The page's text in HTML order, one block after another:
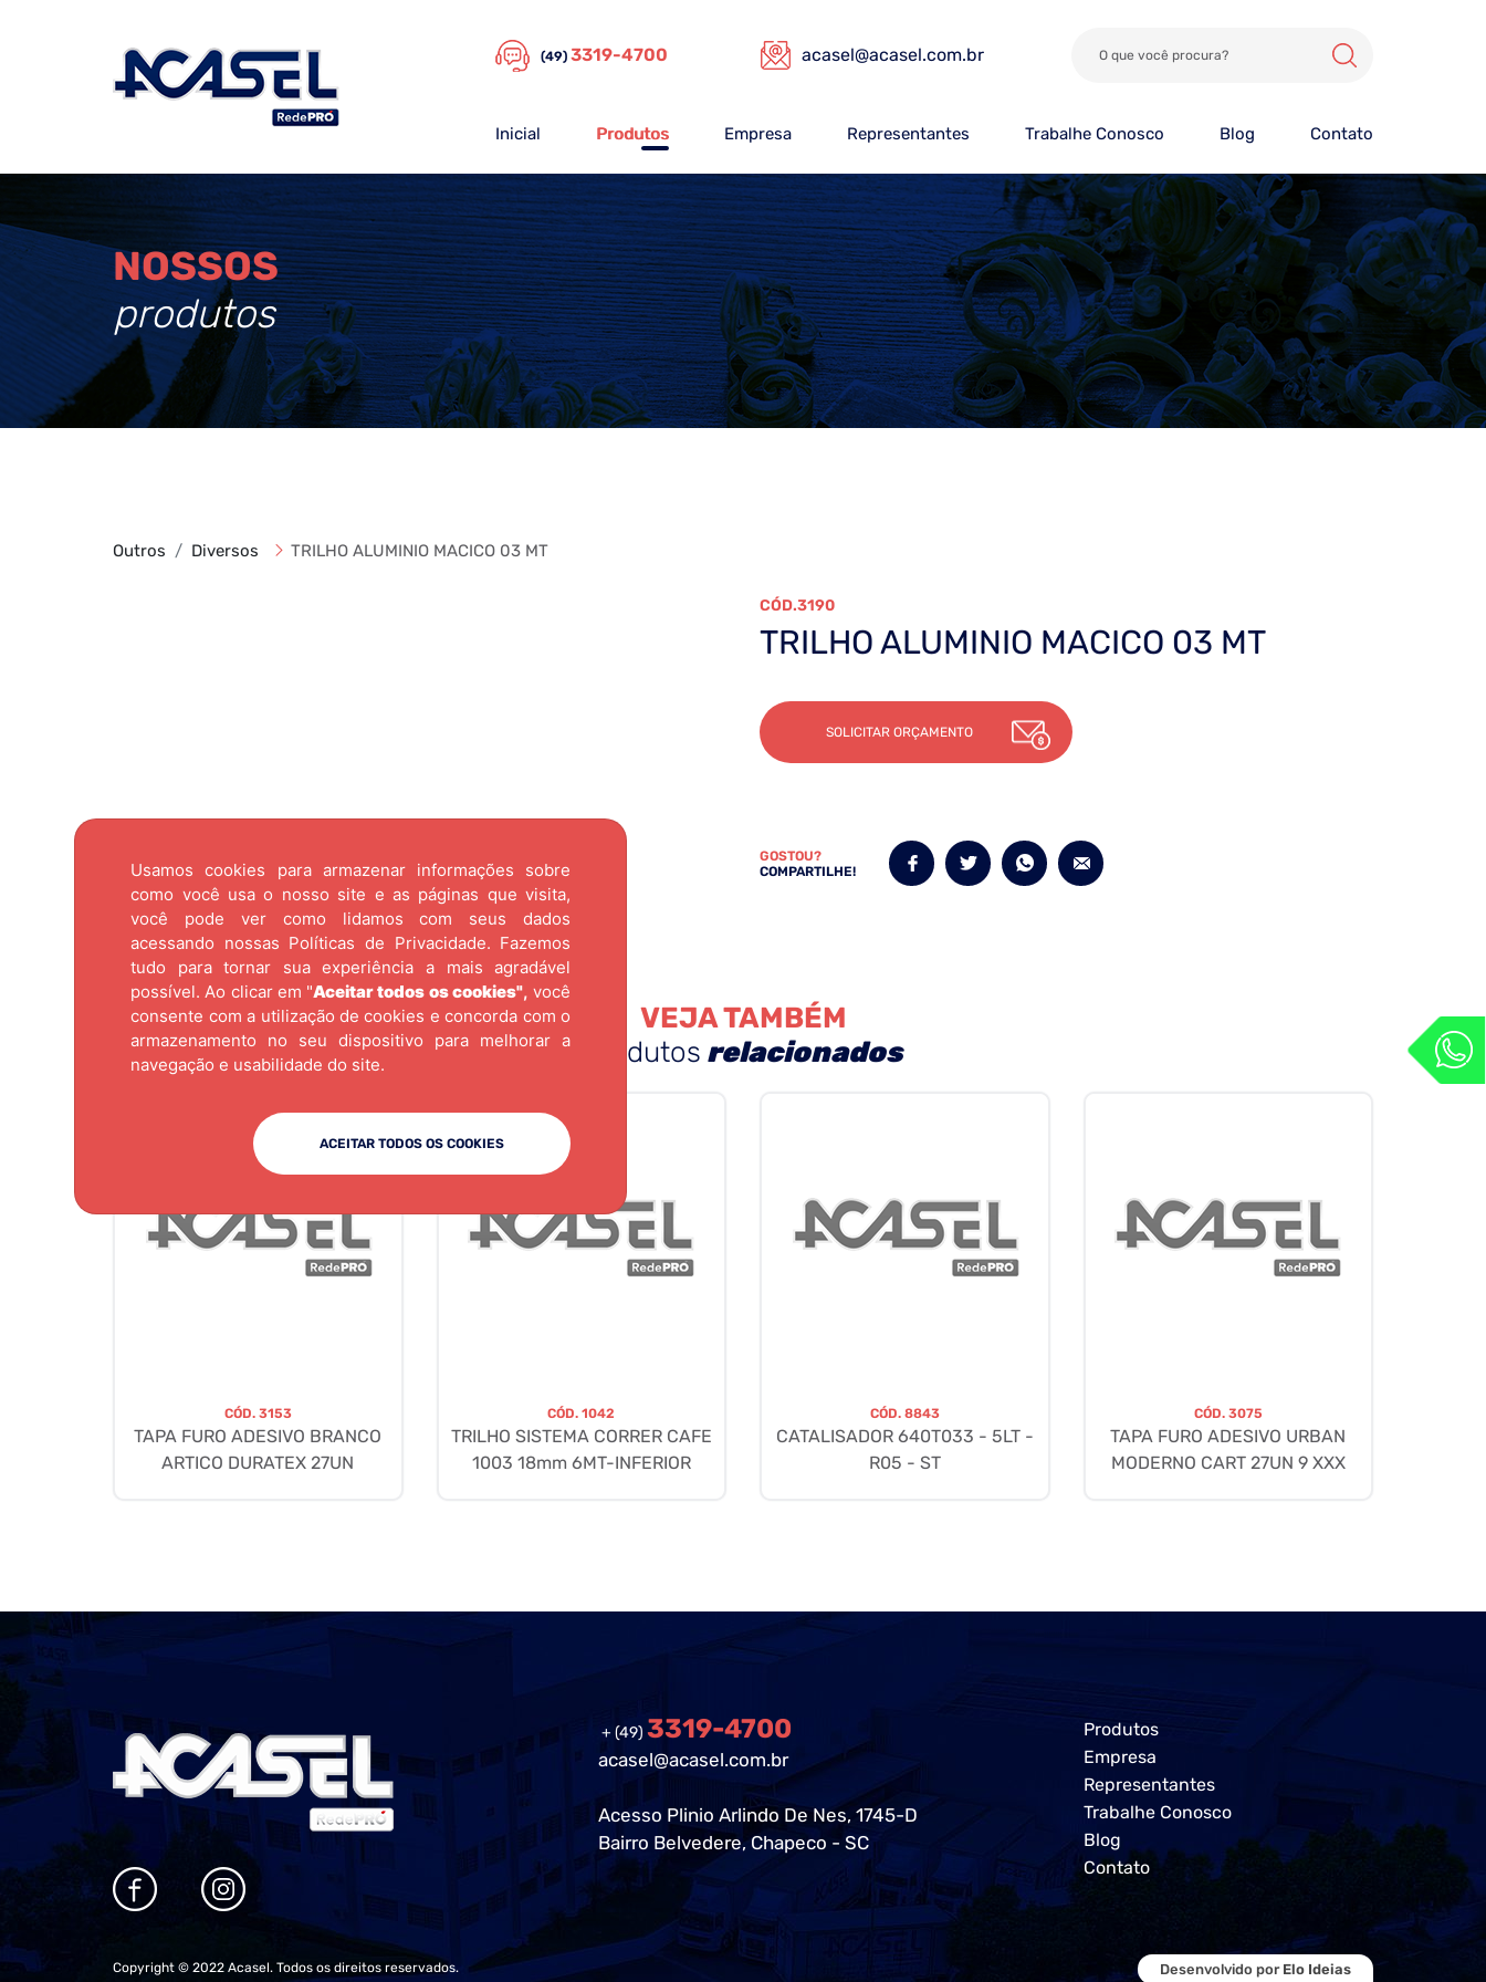
Usamos cookies para armazenar informações sobre
como você usa o nosso site e as páginas que visita,
você pode ver como lidamos com seus dados
acessando nossas Políticas de Privacidade. Fazemos
tudo para tornar sua experiência a mais agradável
possível. Ao clicar em "Aceitar todos os cookies", você
consente com a utilização de cookies e concorda com o
armazenamento no seu dispositivo para melhorar a
navegação e usabilidade do site.
ACEITAR TODOS OS COOKIES
(49) 3319-4700 acasel@acasel.com.br
Inicial Produtos Empresa Representantes Trabalhe Conosco Blog Contato
NOSSOS
produtos
Outros Diversos TRILHO ALUMINIO MACICO 03 MT
3190
TRILHO ALUMINIO MACICO 03 MT
SOLICITAR ORÇAMENTO
GOSTOU?
COMPARTILHE!
VEJA TAMBÉM
produtos relacionados
CÓD. 3153
TAPA FURO ADESIVO BRANCO
ARTICO DURATEX 27UN
CÓD.1042
TRILHO SISTEMA CORRER CAFE
1003 18mm 6MT-INFERIOR
CÓD. 8843
CATALISADOR 640T033 - 5LT -
R05 - ST
CÓD. 3075
TAPA FURO ADESIVO URBAN
MODERNO CART 27UN 9 XXX
+ (49) 3319-4700
acasel@acasel.com.br
Acesso Plinio Arlindo De Nes, 1745-D
Bairro Belvedere, Chapeco - SC
Produtos
Empresa
Representantes
Trabalhe Conosco
Blog
Contato
Copyright © 2022 Acasel. Todos os direitos reservados. Desenvolvido por Elo Ideias